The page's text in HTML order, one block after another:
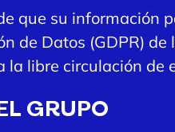
que su información
de Datos (GDPR)
la libre circulación de
GRUPO